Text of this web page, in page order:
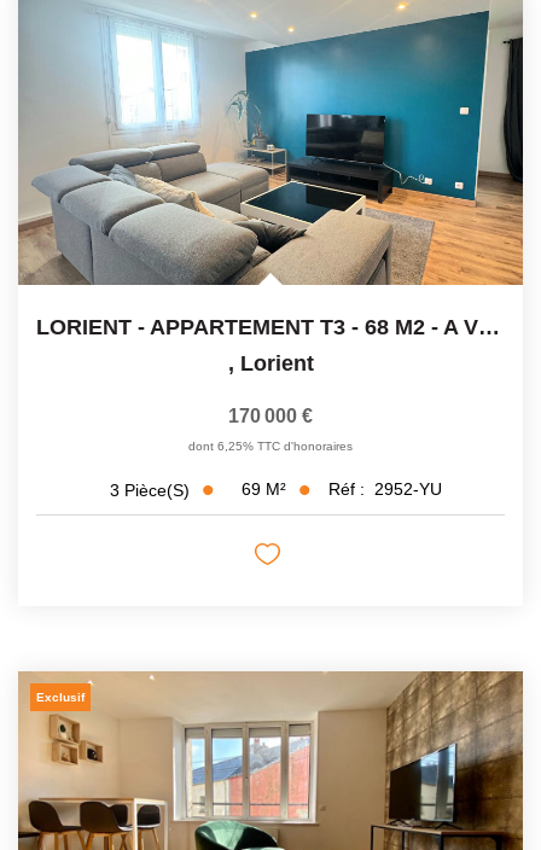
LORIENT - APPARTEMENT T3 - 68 M2 - A VENDRE
, Lorient
170 000 €
dont 6,25% TTC d'honoraires
3 Pièce(s) 69 M² Réf : 2952-YU
Exclusif